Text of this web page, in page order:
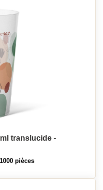
translucide -
pièces